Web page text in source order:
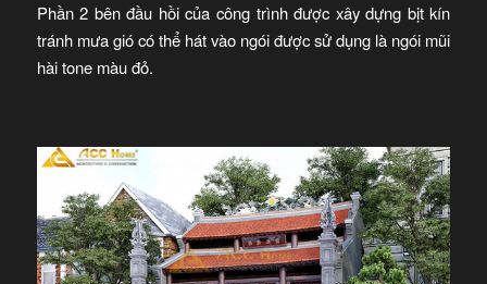
Phần 2 bên đầu hồi của công trình được xây dựng bịt kín
tránh mưa gió có thể hát vào ngói được sử dụng là ngói mũi
hài tone màu đỏ.